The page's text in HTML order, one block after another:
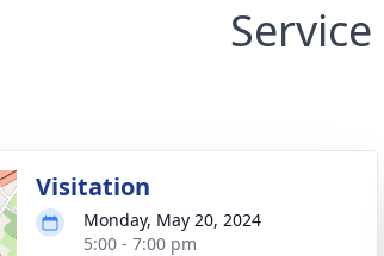
Visitation
Monday, May 20, 2024
5:00 - 7:00 pm